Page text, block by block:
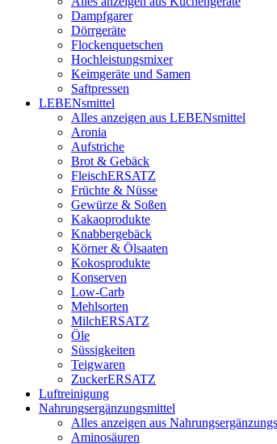
Dampfgarer
Dörrgeräte
Flockenquetschen
Hochleistungsmixer
Keimgeräte und Samen
Saftpressen
LEBENsmittel
Alles anzeigen aus LEBENsmittel
Aronia
Aufstriche
Brot & Gebäck
FleischERSATZ
Früchte & Nüsse
Gewürze & Soßen
Kakaoprodukte
Knabbergebäck
Körner & Ölsaaten
Kokosprodukte
Konserven
Low-Carb
Mehlsorten
MilchERSATZ
Öle
Süssigkeiten
Teigwaren
ZuckerERSATZ
Luftreinigung
Nahrungsergänzungsmittel
Alles anzeigen aus
Aminosäuren